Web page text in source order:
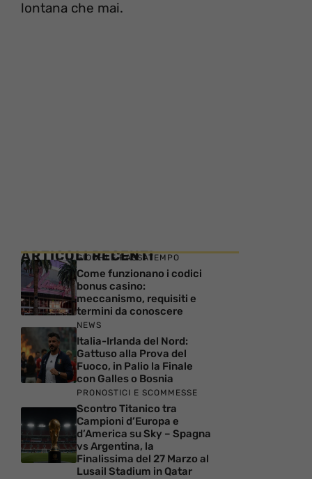
lontana che mai.
ARTICOLI RECENTI
GIOCHI E PASSATEMPO
Come funzionano i codici
bonus casino:
meccanismo, requisiti e
termini da conoscere
NEWS
Italia-Irlanda del Nord:
Gattuso alla Prova del
Fuoco, in Palio la Finale
con Galles o Bosnia
PRONOSTICI E SCOMMESSE
Scontro Titanico tra
Campioni d’Europa e
d’America su Sky – Spagna
vs Argentina, la
Finalissima del 27 Marzo al
Lusail Stadium in Qatar